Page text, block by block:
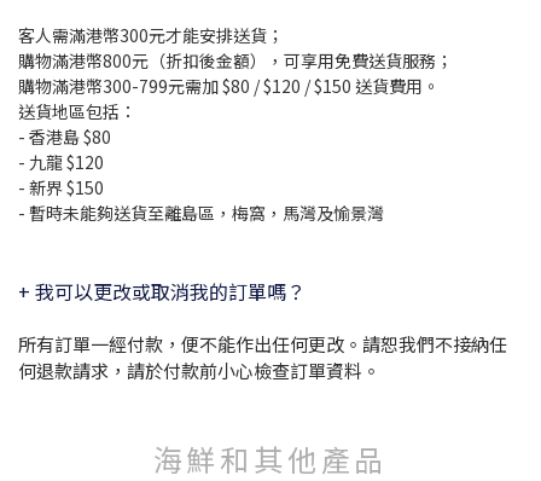
客人需滿港幣300元才能安排送貨；
購物滿港幣800元（折扣後金額），可享用免費送貨服務；
購物滿港幣300-799元需加 $80 / $120 / $150 送貨費用。
送貨地區包括：
- 香港島 $80
- 九龍 $120
- 新界 $150
- 暫時未能夠送貨至離島區，梅窩，馬灣及愉景灣
+ 我可以更改或取消我的訂單嗎？
所有訂單一經付款，便不能作出任何更改。請恕我們不接納任
何退款請求，請於付款前小心檢查訂單資料。
海鮮和其他產品